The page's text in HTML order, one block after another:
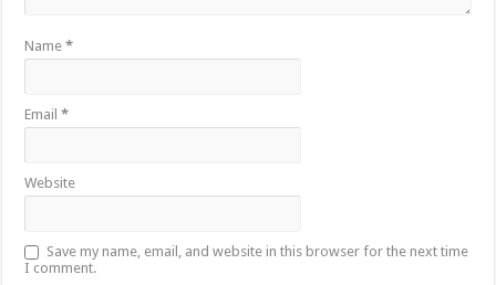
Name*
Email*
Website
Save my name, email, and website in this browser for the next time
I comment.